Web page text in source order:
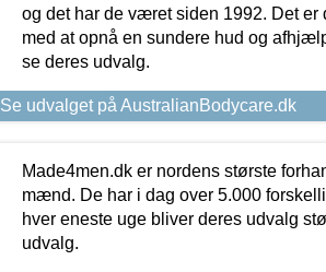
og det har de været siden 1992. Det
med at opnå en sundere hud og
se deres udvalg.
Se udvalget på AustralianBodycare.dk
Made4men.dk er nordens største
mænd. De har i dag over 5.000
hver eneste uge bliver deres udvalg
udvalg.